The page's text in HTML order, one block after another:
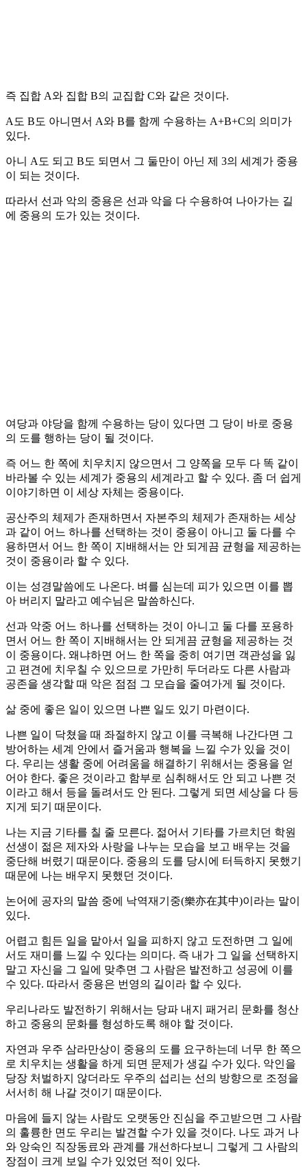
즉 집합 A와 집합 B의 교집합 C와 같은 것이다.
A도 B도 아니면서 A와 B를 함께 수용하는 A+B+C의 의미가
있다.
아니 A도 되고 B도 되면서 그 둘만이 아닌 제 3의 세계가 중용
이 되는 것이다.
따라서 선과 악의 중용은 선과 악을 다 수용하여 나아가는 길
에 중용의 도가 있는 것이다.
여당과 야당을 함께 수용하는 당이 있다면 그 당이 바로 중용
의 도를 행하는 당이 될 것이다.
즉 어느 한 쪽에 치우치지 않으면서 그 양쪽을 모두 다 똑 같이
바라볼 수 있는 세계가 중용의 세계라고 할 수 있다. 좀 더 쉽게
이야기하면 이 세상 자체는 중용이다.
공산주의 체제가 존재하면서 자본주의 체제가 존재하는 세상
과 같이 어느 하나를 선택하는 것이 중용이 아니고 둘 다를 수
용하면서 어느 한 쪽이 지배해서는 안 되게끔 균형을 제공하는
것이 중용이라 할 수 있다.
이는 성경말씀에도 나온다. 벼를 심는데 피가 있으면 이를 뽑
아 버리지 말라고 예수님은 말씀하신다.
선과 악중 어느 하나를 선택하는 것이 아니고 둘 다를 포용하
면서 어느 한 쪽이 지배해서는 안 되게끔 균형을 제공하는 것
이 중용이다. 왜냐하면 어느 한 쪽을 중히 여기면 객관성을 잃
고 편견에 치우칠 수 있으므로 가만히 두더라도 다른 사람과
공존을 생각할 때 악은 점점 그 모습을 줄여가게 될 것이다.
삶 중에 좋은 일이 있으면 나쁜 일도 있기 마련이다.
나쁜 일이 닥쳤을 때 좌절하지 않고 이를 극복해 나간다면 그
방어하는 세계 안에서 즐거움과 행복을 느낄 수가 있을 것이
다. 우리는 생활 중에 어려움을 해결하기 위해서는 중용을 얻
어야 한다. 좋은 것이라고 함부로 심취해서도 안 되고 나쁜 것
이라고 해서 등을 돌려서도 안 된다. 그렇게 되면 세상을 다 등
지게 되기 때문이다.
나는 지금 기타를 칠 줄 모른다. 젊어서 기타를 가르치던 학원
선생이 젊은 제자와 사랑을 나누는 모습을 보고 배우는 것을
중단해 버렸기 때문이다. 중용의 도를 당시에 터득하지 못했기
때문에 나는 배우지 못했던 것이다.
논어에 공자의 말씀 중에 낙역재기중(樂亦在其中)이라는 말이
있다.
어렵고 힘든 일을 맡아서 일을 피하지 않고 도전하면 그 일에
서도 재미를 느낄 수 있다는 의미다. 즉 내가 그 일을 선택하지
말고 자신을 그 일에 맞추면 그 사람은 발전하고 성공에 이를
수 있다. 따라서 중용은 번영의 길이라 할 수 있다.
우리나라도 발전하기 위해서는 당파 내지 패거리 문화를 청산
하고 중용의 문화를 형성하도록 해야 할 것이다.
자연과 우주 삼라만상이 중용의 도를 요구하는데 너무 한 쪽으
로 치우치는 생활을 하게 되면 문제가 생길 수가 있다. 악인을
당장 처벌하지 않더라도 우주의 섭리는 선의 방향으로 조정을
서서히 해 나갈 것이기 때문이다.
마음에 들지 않는 사람도 오랫동안 진심을 주고받으면 그 사람
의 훌륭한 면도 우리는 발견할 수가 있을 것이다. 나도 과거 나
와 앙숙인 직장동료와 관계를 개선하다보니 그렇게 그 사람의
장점이 크게 보일 수가 있었던 적이 있다.